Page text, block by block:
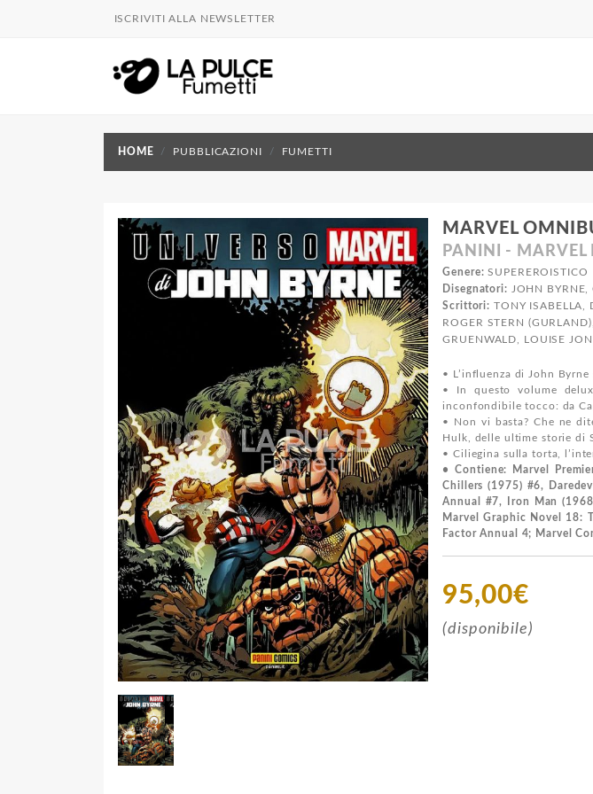
ISCRIVITI ALLA NEWSLETTER
HOME PUBBLICAZIONI FUMETTI
MARVEL
PANINI - MARVEL
Genere: SUPEREROISTICO
Disegnatori: JOHN BYRNE,
Scrittori: TONY ISABELLA,
ROGER STERN
GRUENWALD, LOUISE
• L’influenza di John
• In questo volume
inconfondibile tocco: da
• Non vi basta? Che ne
Hulk, delle ultime storie di
• Ciliegina sulla torta,
• Contiene: Marvel
Chillers (1975) #6,
Annual #7, Iron Man
Marvel Graphic Novel 18:
Factor Annual 4; Marvel
95,00€
(disponibile)